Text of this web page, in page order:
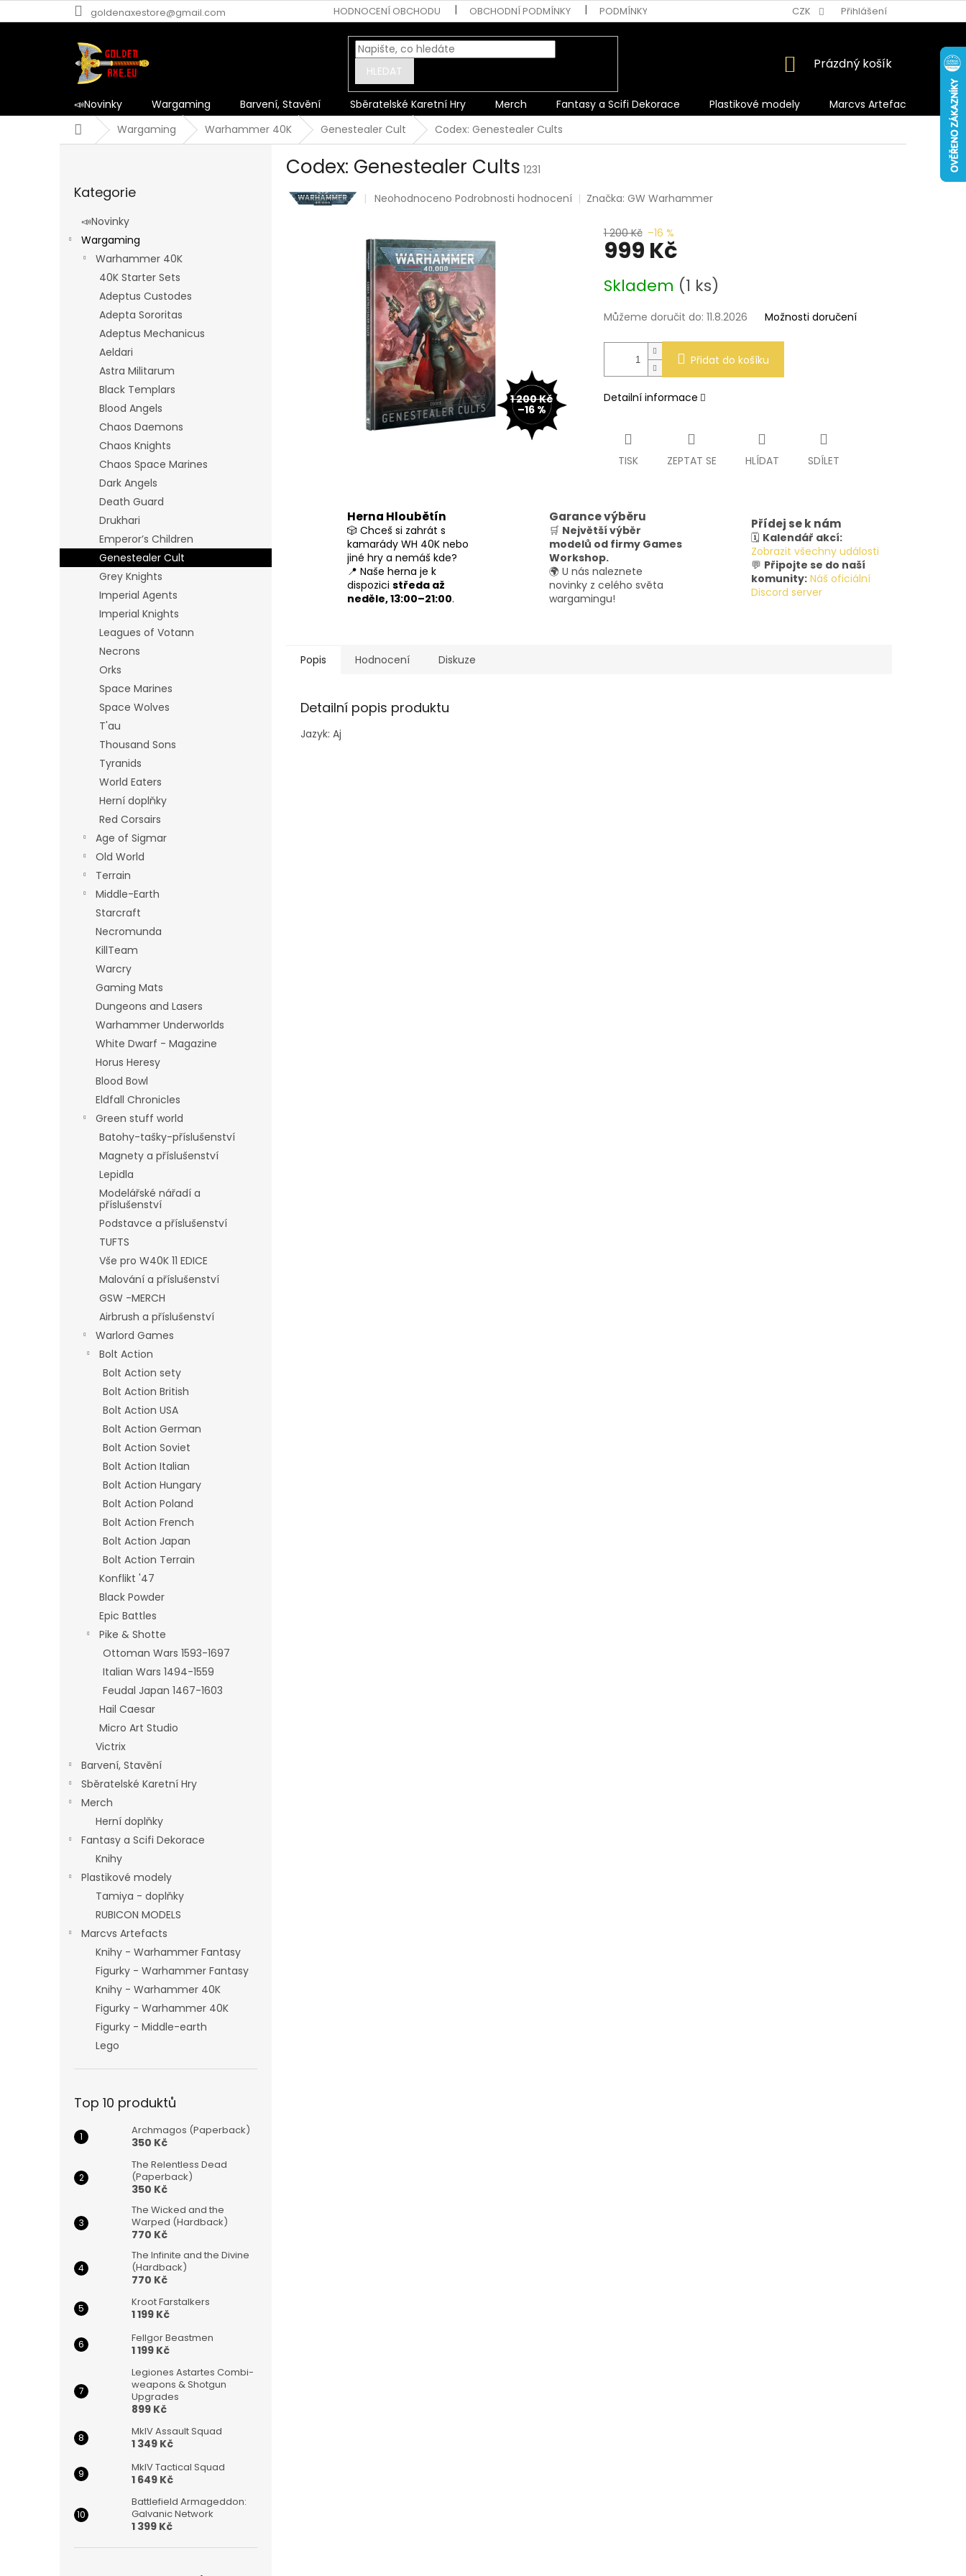
na
goldenaxestore@gmail.com HODNOCENÍ OBCHODU OBCHODNÍ PODMÍNKY PODMÍNKY OCHRANY OSOBNÍCH ÚDAJŮ CZK Přihlášení
HLEDAT
NÁKUPNÍ
Prázdný košík
📣Novinky Wargaming Barvení, Stavění Sběratelské Karetní Hry Merch Fantasy a Scifi Dekorace Plastikové modely
Marcvs Artefacts
DomůWargaming Warhammer 40K Genestealer Cult Codex: Genestealer Cults
kategorie
Kategorie
📣Novinky
Wargaming
Warhammer 40K
40K Starter Sets
Adeptus Custodes
Adepta Sororitas
Adeptus Mechanicus
Aeldari
Astra Militarum
Black Templars
Blood Angels
Chaos Daemons
Chaos Knights
Chaos Space Marines
Dark Angels
Death Guard
Drukhari
Emperor’s Children
Genestealer Cult
Grey Knights
Imperial Agents
Imperial Knights
Leagues of Votann
Necrons
Orks
Space Marines
Space Wolves
T'au
Thousand Sons
Tyranids
World Eaters
Herní doplňky
Red Corsairs
Age of Sigmar
Old World
Terrain
Middle-Earth
Starcraft
Necromunda
KillTeam
Warcry
Gaming Mats
Dungeons and Lasers
Warhammer Underworlds
White Dwarf - Magazine
Horus Heresy
Blood Bowl
Eldfall Chronicles
Green stuff world
Batohy-tašky-příslušenství
Magnety a příslušenství
Lepidla
Modelářské nářadí a
příslušenství
Podstavce a příslušenství
TUFTS
Vše pro W40K 11 EDICE
Malování a příslušenství
GSW -MERCH
Airbrush a příslušenství
Warlord Games
Bolt Action
Bolt Action sety
Bolt Action British
Bolt Action USA
Bolt Action German
Bolt Action Soviet
Bolt Action Italian
Bolt Action Hungary
Bolt Action Poland
Bolt Action French
Bolt Action Japan
Bolt Action Terrain
Konflikt '47
Black Powder
Epic Battles
Pike & Shotte
Ottoman Wars 1593-1697
Italian Wars 1494-1559
Feudal Japan 1467-1603
Hail Caesar
Micro Art Studio
Victrix
Barvení, Stavění
Sběratelské Karetní Hry
Merch
Herní doplňky
Fantasy a Scifi Dekorace
Knihy
Plastikové modely
Tamiya - doplňky
RUBICON MODELS
Marcvs Artefacts
Knihy - Warhammer Fantasy
Figurky - Warhammer Fantasy
Knihy - Warhammer 40K
Figurky - Warhammer 40K
Figurky - Middle-earth
Lego
Top 10 produktů
Archmagos (Paperback)
350 Kč
The Relentless Dead
(Paperback)
350 Kč
The Wicked and the
Warped (Hardback)
770 Kč
The Infinite and the Divine
(Hardback)
770 Kč
Kroot Farstalkers
1 199 Kč
Fellgor Beastmen
1 199 Kč
Legiones Astartes Combi-
weapons & Shotgun
Upgrades
899 Kč
MkIV Assault Squad
1 349 Kč
MkIV Tactical Squad
1 649 Kč
Battlefield Armageddon:
Galvanic Network
1 399 Kč
Codex: Genestealer Cults 1231
Průměrné
je
0,0
z
5
hvězdiček.
Neohodnoceno Podrobnosti hodnocení Značka: GW Warhammer
1 200 Kč
–16 %
1 200 Kč –16 %
999 Kč
cena:
Skladem (1 ks)
Můžeme doručit do: 11.8.2026 Možnosti doručení
Přidat do košíku
Detailní informace
TISK ZEPTAT SE HLÍDAT SDÍLET
Herna Hloubětín
🎲 Chceš si zahrát s
kamarády WH 40K nebo
jiné hry a nemáš kde?
📍 Naše herna je k
dispozici středa až
neděle, 13:00–21:00.
Garance výběru
🛒 Největší výběr
modelů od firmy Games
Workshop.
🌍 U nás naleznete
novinky z celého světa
wargamingu!
Přídej se k nám
🗓️ Kalendář akcí:
Zobrazit všechny události
💬 Připojte se do naší
komunity: Náš oficiální
Discord server
Popis Hodnocení Diskuze
Detailní popis produktu
Jazyk: Aj